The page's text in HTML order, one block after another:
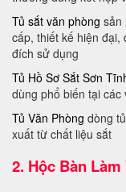
Tủ sắt văn phòng sản
cấp, thiết kế hiện đại,
đích sử dụng
Tủ Hồ Sơ Sắt Sơn
dùng phổ biến tại các
Tủ Văn Phòng dòng
xuất từ chất liệu sắt
2. Hộc Bàn Làm